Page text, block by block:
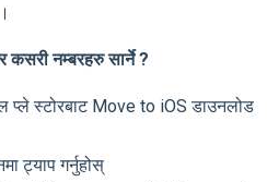
नम्बरहरु सार्ने ?
प्ले स्टोरबाट Move to iOS डाउनलोड
ट्याप गर्नुहोस्